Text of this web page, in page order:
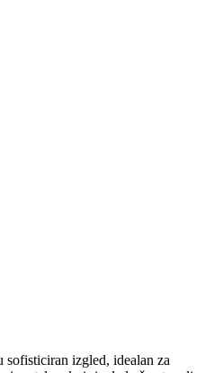
izgled, idealan za